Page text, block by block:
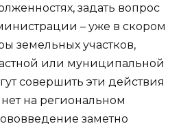
задать вопрос
– уже в скором
земельных участков,
или муниципальной
совершить эти действия
на региональном
заметно